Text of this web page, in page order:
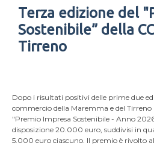
Terza edizione del
Sostenibile” della
Tirreno
Dopo i risultati positivi delle prime due
commercio della Maremma e del Tirreno
"Premio Impresa Sostenibile - Anno
disposizione 20.000 euro, suddivisi in
5.000 euro ciascuno. Il premio è rivolto